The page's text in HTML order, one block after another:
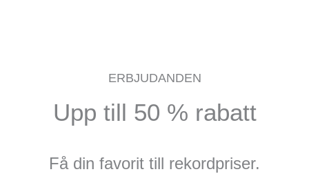
ERBJUDANDEN
Upp till 50 % rabatt
Få din favorit till rekordpriser.